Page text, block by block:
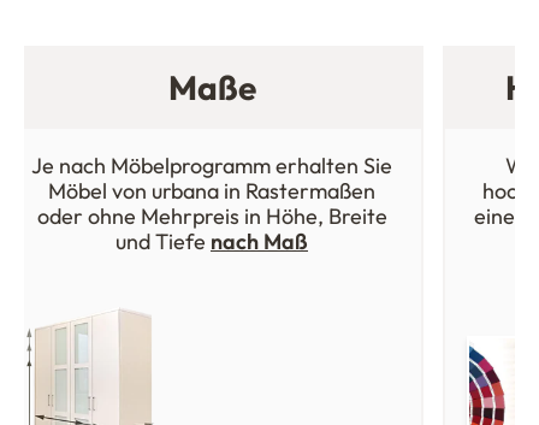
Maße
Je nach Möbelprogramm erhalten Sie
Möbel von urbana in Rastermaßen
oder ohne Mehrpreis in Höhe, Breite
und Tiefe nach Maß
einer